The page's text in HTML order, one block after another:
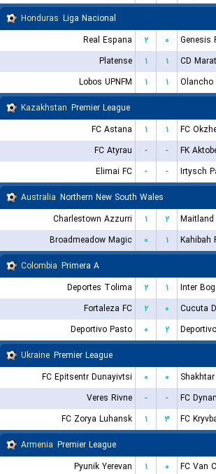
Honduras Liga Nacional
Real Espana
۲ ۰
Genesis
Platense
۱ ۱
CD
Lobos UPNFM
۱ ۱
Olancho
Kazakhstan Premier League
FC Astana
۱ ۱
FC
FC Atyrau
- -
FK
Elimai FC
- -
Irtysch
Australia Northern New South Wales
Charlestown Azzurri
۱ ۲
Maitland
Broadmeadow Magic
۰ ۱
Kahibah
Colombia Primera A
Deportes Tolima
۲ ۱
Inter
Fortaleza FC
۲ ۰
Cucuta
Deportivo Pasto
۰ ۲
Ukraine Premier League
FC Epitsentr Dunayivtsi
۰ ۰
Veres Rivne
- -
FC
FC Zorya Luhansk
۱ ۳
FC
Armenia Premier League
Pyunik Yerevan
۱ ۰
FC Van